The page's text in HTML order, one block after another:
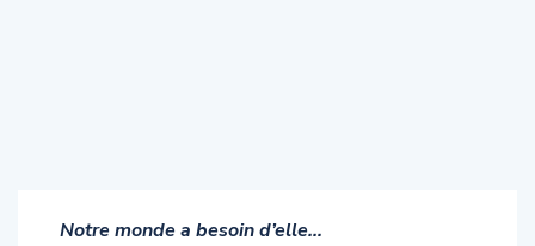
Notre monde a besoin d’elle…